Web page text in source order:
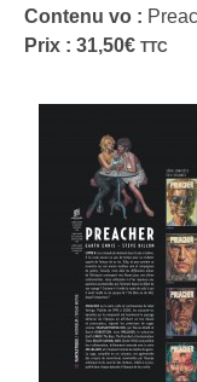
Contenu vo :
Prix : 31,50€ TTC